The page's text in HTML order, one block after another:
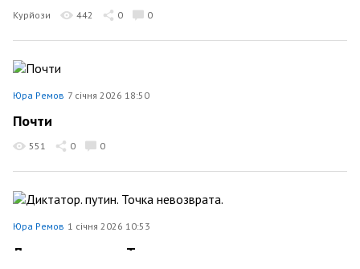
Курйози 442 0 0
Юра Ремов 7 січня 2026 18:50
Почти
551 0 0
Юра Ремов 1 січня 2026 10:53
Диктатор. путин. Точка невозврата.